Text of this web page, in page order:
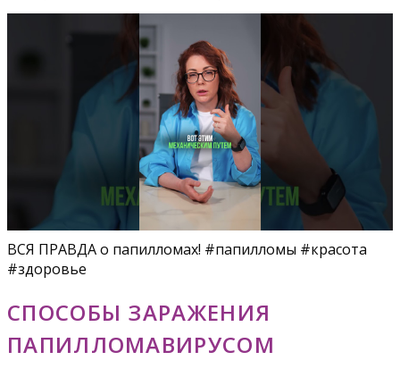
ВСЯ ПРАВДА о папилломах! #папилломы #красота
#здоровье
СПОСОБЫ ЗАРАЖЕНИЯ
ПАПИЛЛОМАВИРУСОМ